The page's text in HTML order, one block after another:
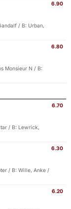
6.90
/ B: Urban,
6.80
Monsieur N / B:
6.70
/ B: Lewrick,
6.30
/ B: Wille, Anke /
6.20